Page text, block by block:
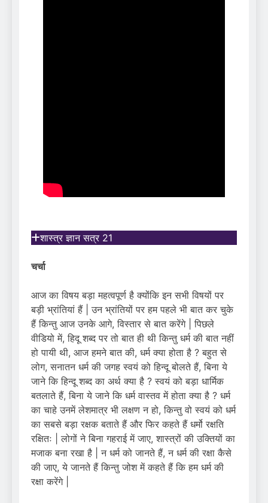
शास्त्र ज्ञान सत्र 21
चर्चा
आज का विषय बड़ा महत्वपूर्ण है क्योंकि इन सभी विषयों पर
बड़ी भ्रांतियां हैं | उन भ्रांतियों पर हम पहले भी बात कर चुके
हैं किन्तु आज उनके आगे, विस्तार से बात करेंगे | पिछले
वीडियो में, हिदू शब्द पर तो बात ही थी किन्तु धर्म की बात नहीं
हो पायी थी, आज हमने बात की, धर्म क्या होता है ? बहुत से
लोग, सनातन धर्म की जगह स्वयं को हिन्दू बोलते हैं, बिना ये
जाने कि हिन्दू शब्द का अर्थ क्या है ? स्वयं को बड़ा धार्मिक
बतलाते हैं, बिना ये जाने कि धर्म वास्तव में होता क्या है ? धर्म
का चाहे उनमें लेशमात्र भी लक्षण न हो, किन्तु वो स्वयं को धर्म
का सबसे बड़ा रक्षक बताते हैं और फिर कहते हैं धर्मो रक्षति
रक्षितः | लोगों ने बिना गहराई में जाए, शास्त्रों की उक्तियों का
मजाक बना रखा है | न धर्म को जानते हैं, न धर्म की रक्षा कैसे
की जाए, ये जानते हैं किन्तु जोश में कहते हैं कि हम धर्म की
रक्षा करेंगे |